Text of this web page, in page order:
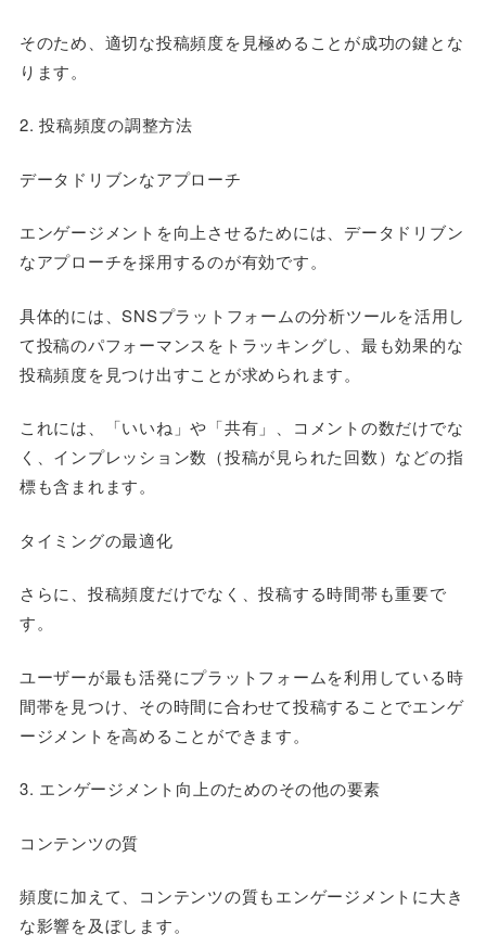
そのため、適切な投稿頻度を見極めることが成功の鍵とな
ります。
2. 投稿頻度の調整方法
データドリブンなアプローチ
エンゲージメントを向上させるためには、データドリブン
なアプローチを採用するのが有効です。
具体的には、SNSプラットフォームの分析ツールを活用し
て投稿のパフォーマンスをトラッキングし、最も効果的な
投稿頻度を見つけ出すことが求められます。
これには、「いいね」や「共有」、コメントの数だけでな
く、インプレッション数（投稿が見られた回数）などの指
標も含まれます。
タイミングの最適化
さらに、投稿頻度だけでなく、投稿する時間帯も重要で
す。
ユーザーが最も活発にプラットフォームを利用している時
間帯を見つけ、その時間に合わせて投稿することでエンゲ
ージメントを高めることができます。
3. エンゲージメント向上のためのその他の要素
コンテンツの質
頻度に加えて、コンテンツの質もエンゲージメントに大き
な影響を及ぼします。